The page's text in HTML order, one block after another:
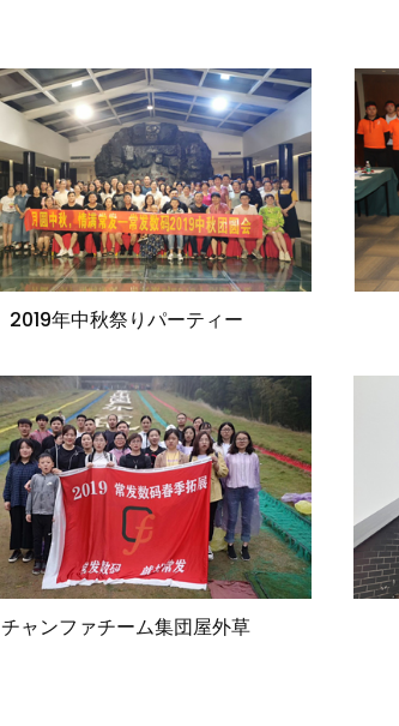
2019年中秋祭りパーティー
チャンファチーム集団屋外草